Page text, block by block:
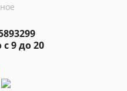
9 до 20